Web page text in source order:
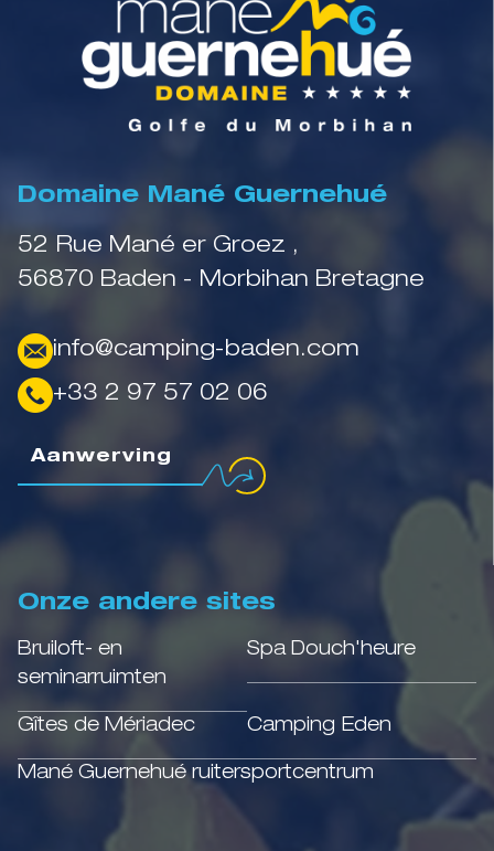
Domaine Mané Guernehué
52 Rue Mané er Groez ,
56870 Baden - Morbihan Bretagne
info@camping-baden.com
+33 2 97 57 02 06
Aanwerving
Onze andere sites
Bruiloft- en
seminarruimten
Spa Douch'heure
Gîtes de Mériadec Camping Eden
Mané Guernehué ruitersportcentrum